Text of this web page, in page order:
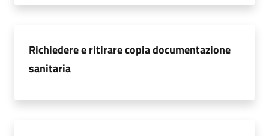
Richiedere e ritirare copia documentazione
sanitaria